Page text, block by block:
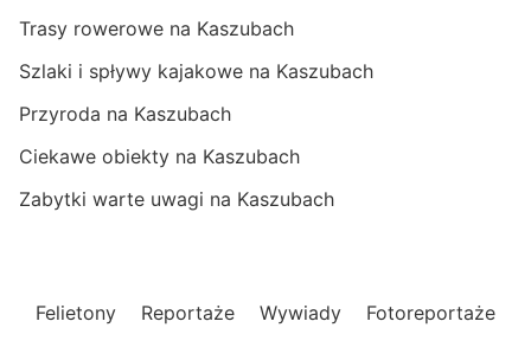
Trasy rowerowe na Kaszubach
Szlaki i spływy kajakowe na Kaszubach
Przyroda na Kaszubach
Ciekawe obiekty na Kaszubach
Zabytki warte uwagi na Kaszubach
Felietony Reportaże Wywiady
Fotoreportaże